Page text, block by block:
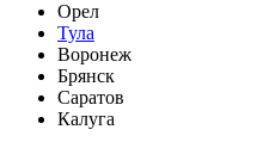
Орел
Тула
Воронеж
Брянск
Саратов
Калуга